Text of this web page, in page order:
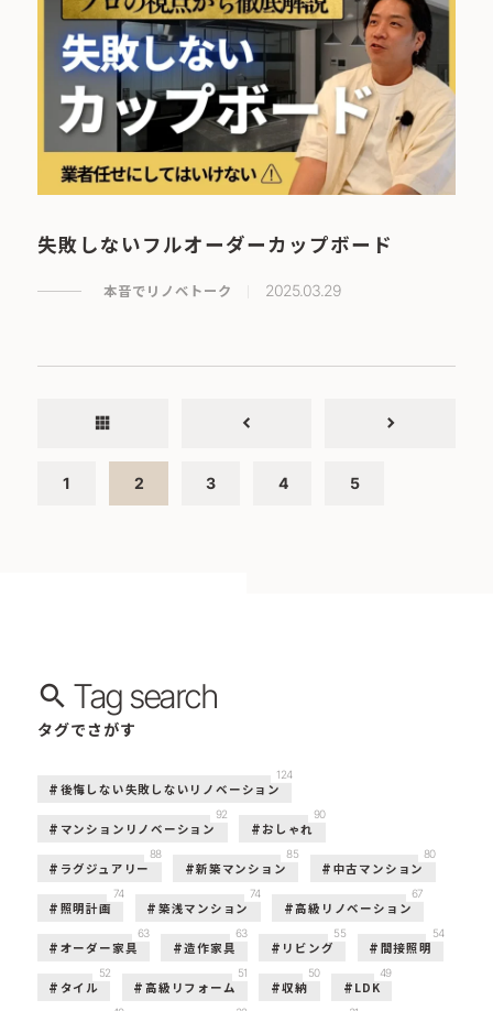
失敗しないフルオーダーカップボード
本音でリノベトーク 2025.03.29
apps chevron_left chevron_right
1 2 3 4 5
Tag search
タグでさがす
後悔しない失敗しないリノベーション
124
マンションリノベーション
92
おしゃれ
90
ラグジュアリー
88
新築マンション
85
中古マンション
80
照明計画
74
築浅マンション
74
高級リノベーション
67
オーダー家具
63
造作家具
63
リビング
55
間接照明
54
タイル
52
高級リフォーム
51
収納
50
LDK
49